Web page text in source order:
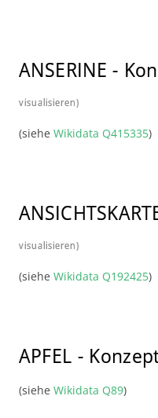
ANSERINE -
visualisieren)
(siehe Wikidata Q415335)
visualisieren)
(siehe Wikidata Q192425)
APFEL -
(siehe Wikidata Q89)